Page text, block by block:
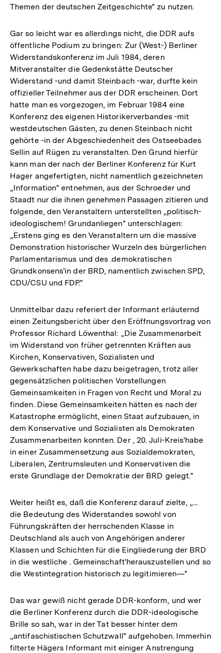
Themen der deutschen Zeitgeschichte" zu nutzen.
Gar so leicht war es allerdings nicht, die DDR aufs
öffentliche Podium zu bringen: Zur (West-) Berliner
Widerstandskonferenz im Juli 1984, deren
Mitveranstalter die Gedenkstätte Deutscher
Widerstand -und damit Steinbach -war, durfte kein
offizieller Teilnehmer aus der DDR erscheinen. Dort
hatte man es vorgezogen, im Februar 1984 eine
Konferenz des eigenen Historikerverbandes -mit
westdeutschen Gästen, zu denen Steinbach nicht
gehörte -in der Abgeschiedenheit des Ostseebades
Sellin auf Rügen zu veranstalten. Den Grund hierfür
kann man der nach der Berliner Konferenz für Kurt
Hager angefertigten, nicht namentlich gezeichneten
„Information" entnehmen, aus der Schroeder und
Staadt nur die ihnen genehmen Passagen zitieren und
folgende, den Veranstaltern unterstellten „politisch-
ideologischem! Grundanliegen" unterschlagen:
„Erstens ging es den Veranstaltern um die massive
Demonstration historischer Wurzeln des bürgerlichen
Parlamentarismus und des .demokratischen
Grundkonsens'in der BRD, namentlich zwischen SPD,
CDU/CSU und FDP."
Unmittelbar dazu referiert der Informant erläuternd
einen Zeitungsbericht über den Eröffnungsvortrag von
Professor Richard Löwenthal: „Die Zusammenarbeit
im Widerstand von früher getrennten Kräften aus
Kirchen, Konservativen, Sozialisten und
Gewerkschaften habe dazu beigetragen, trotz aller
gegensätzlichen politischen Vorstellungen
Gemeinsamkeiten in Fragen von Recht und Moral zu
finden. Diese Gemeinsamkeiten hätten es nach der
Katastrophe ermöglicht, einen Staat aufzubauen, in
dem Konservative und Sozialisten als Demokraten
Zusammenarbeiten konnten. Der , 20. Juli-Kreis'habe
in einer Zusammensetzung aus Sozialdemokraten,
Liberalen, Zentrumsleuten und Konservativen die
erste Grundlage der Demokratie der BRD gelegt."
Weiter heißt es, daß die Konferenz darauf zielte, „...
die Bedeutung des Widerstandes sowohl von
Führungskräften der herrschenden Klasse in
Deutschland als auch von Angehörigen anderer
Klassen und Schichten für die Eingliederung der BRD
in die westliche . Gemeinschaft'herauszustellen und so
die Westintegration historisch zu legitimieren—"
Das war gewiß nicht gerade DDR-konform, und wer
die Berliner Konferenz durch die DDR-ideologische
Brille so sah, war in der Tat besser hinter dem
„antifaschistischen Schutzwall" aufgehoben. Immerhin
filterte Hägers Informant mit einiger Anstrengung